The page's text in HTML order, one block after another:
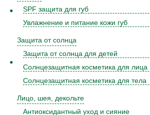
SPF защита для губ
Увлажнение и питание кожи губ
Защита от солнца
Защита от солнца для детей
Солнцезащитная косметика для лица
Солнцезащитная косметика для тела
Лицо, шея, декольте
Антиоксидантный уход и сияние